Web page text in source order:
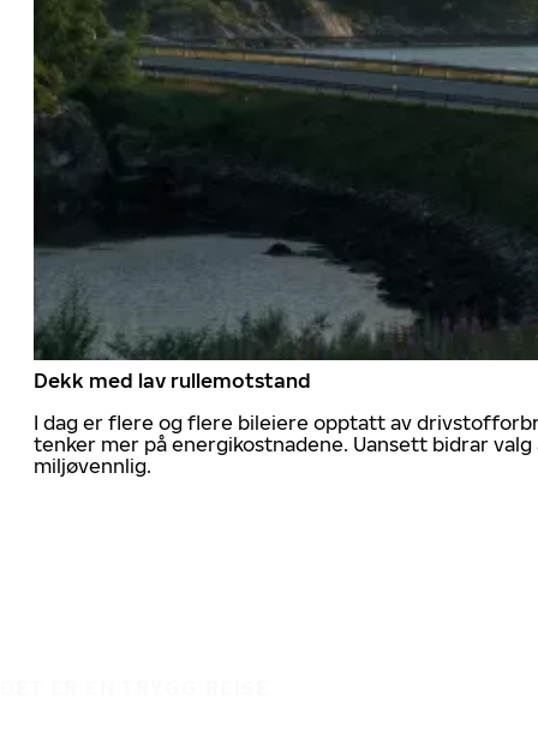
Dekk med lav rullemotstand
I dag er flere og flere bileiere opptatt av
tenker mer på energikostnadene. Uansett bidrar
miljøvennlig.